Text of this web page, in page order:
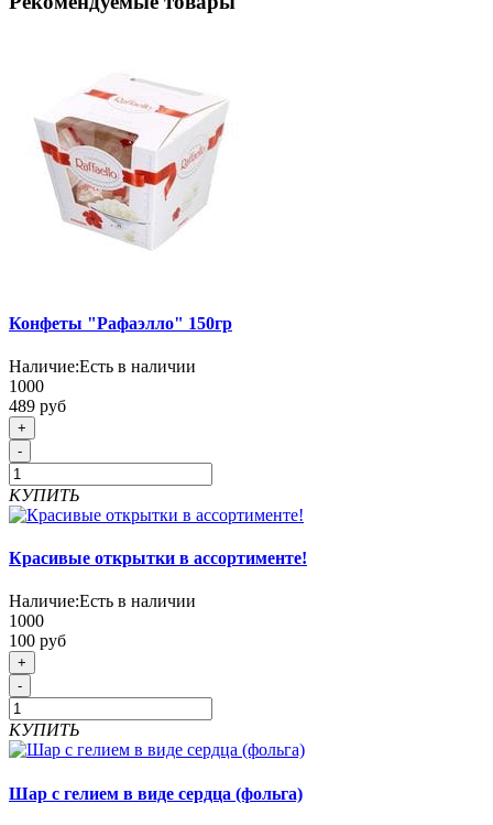
Конфеты "Рафаэлло" 150гр
Наличие:Есть в наличии
1000
489 руб
+
-
КУПИТЬ
Красивые открытки в ассортименте!
Наличие:Есть в наличии
1000
100 руб
+
-
КУПИТЬ
Шар с гелием в виде сердца (фольга)